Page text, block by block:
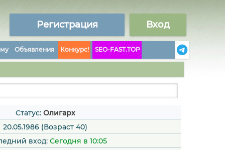
Регистрация Вход
Объявления Конкурс! SEO-FAST.TOP
Статус: Олигарх
20.05.1986 (Возраст 40)
вход: Сегодня в 10:05